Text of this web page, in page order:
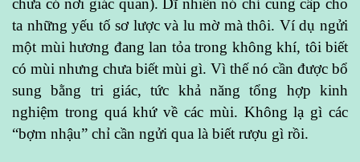
chưa có nơi giác quan). Dĩ nhiên nó chỉ cung cấp cho
ta những yếu tố sơ lược và lu mờ mà thôi. Ví dụ ngửi
một mùi hương đang lan tỏa trong không khí, tôi biết
có mùi nhưng chưa biết mùi gì. Vì thế nó cần được bổ
sung bằng tri giác, tức khả năng tổng hợp kinh
nghiệm trong quá khứ về các mùi. Không lạ gì các
“bợm nhậu” chỉ cần ngửi qua là biết rượu gì rồi.